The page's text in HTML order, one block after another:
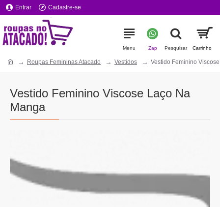
Entrar Cadastre-se
Roupas Femininas Atacado Vestidos Vestido Feminino
Vestido Feminino Viscose Laço Na
Manga